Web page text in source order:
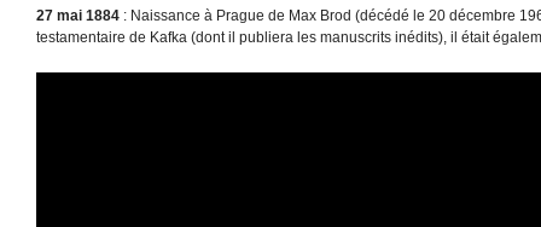
27 mai 1884 : Naissance à Prague de Max Brod (décédé le 20 décembre
testamentaire de Kafka (dont il publiera les manuscrits inédits), il était